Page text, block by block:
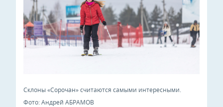
Склоны «Сорочан» считаются самыми интересными.
Фото: Андрей АБРАМОВ